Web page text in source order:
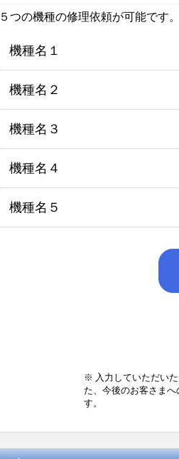
５つの機種の修理依頼が可能です
機種名１
機種名２
機種名３
機種名４
機種名５
※ 入力していただい
た、今後のお客さま
す。